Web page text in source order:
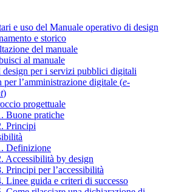
e uso del Manuale operativo di design
e storico
del manuale
al manuale
design per i servizi pubblici digitali
per l’amministrazione digitale (e-
)
progettuale
Buone pratiche
Principi
Definizione
Accessibilità by design
Principi per l’accessibilità
Linee guida e criteri di successo